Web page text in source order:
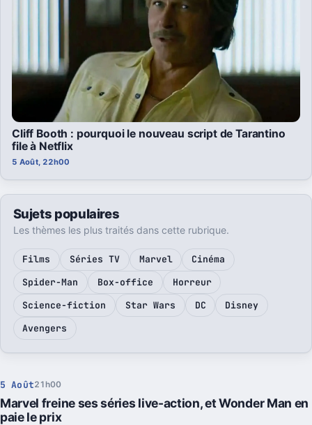
Cliff Booth : pourquoi le nouveau script de Tarantino
file à Netflix
5 Août, 22h00
Sujets populaires
Les thèmes les plus traités dans cette rubrique.
Films Séries TV Marvel
Cinéma
Spider-Man
Box-office
Horreur
Science-fiction
Star Wars DC
Disney
Avengers
5 Août21h00
Marvel freine ses séries live-action, et Wonder Man en
paie le prix